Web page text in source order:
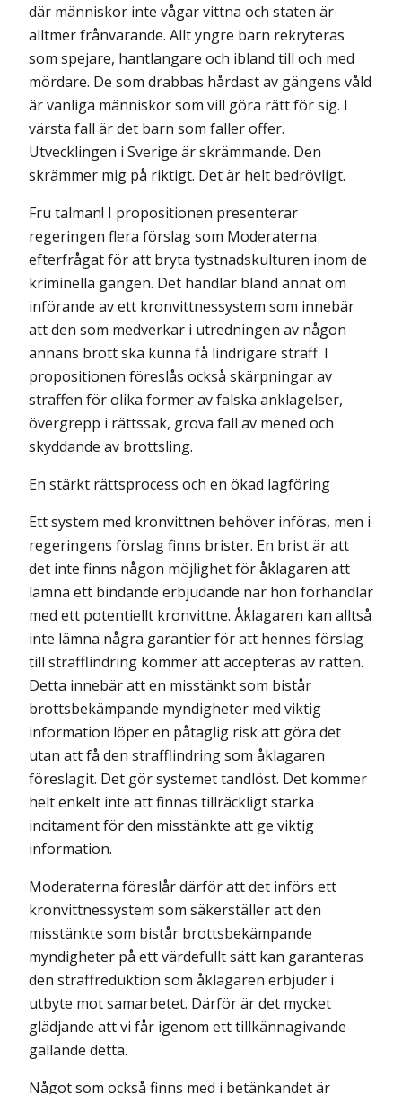
där människor inte vågar vittna och staten är
alltmer frånvarande. Allt yngre barn rekryteras
som spejare, hantlangare och ibland till och med
mördare. De som drabbas hårdast av gängens våld
är vanliga människor som vill göra rätt för sig. I
värsta fall är det barn som faller offer.
Utvecklingen i Sverige är skrämmande. Den
skrämmer mig på riktigt. Det är helt bedrövligt.
Fru talman! I propositionen presenterar
regeringen flera förslag som Moderaterna
efterfrågat för att bryta tystnadskulturen inom de
kriminella gängen. Det handlar bland annat om
införande av ett kronvittnessystem som innebär
att den som medverkar i utredningen av någon
annans brott ska kunna få lindrigare straff. I
propositionen föreslås också skärpningar av
straffen för olika former av falska anklagelser,
övergrepp i rättssak, grova fall av mened och
skyddande av brottsling.
En stärkt rättsprocess och en ökad lagföring
Ett system med kronvittnen behöver införas, men i
regeringens förslag finns brister. En brist är att
det inte finns någon möjlighet för åklagaren att
lämna ett bindande erbjudande när hon förhandlar
med ett potentiellt kronvittne. Åklagaren kan alltså
inte lämna några garantier för att hennes förslag
till strafflindring kommer att accepteras av rätten.
Detta innebär att en misstänkt som bistår
brottsbekämpande myndigheter med viktig
informa­tion löper en påtaglig risk att göra det
utan att få den strafflindring som åklagaren
föreslagit. Det gör systemet tandlöst. Det kommer
helt enkelt inte att finnas tillräckligt starka
incitament för den misstänkte att ge viktig
information.
Moderaterna föreslår därför att det införs ett
kronvittnessystem som säkerställer att den
misstänkte som bistår brottsbekämpande
myndigheter på ett värdefullt sätt kan garanteras
den straffreduktion som åklagaren erbjuder i
utbyte mot samarbetet. Därför är det mycket
glädjande att vi får igenom ett tillkännagivande
gällande detta.
Något som också finns med i betänkandet är